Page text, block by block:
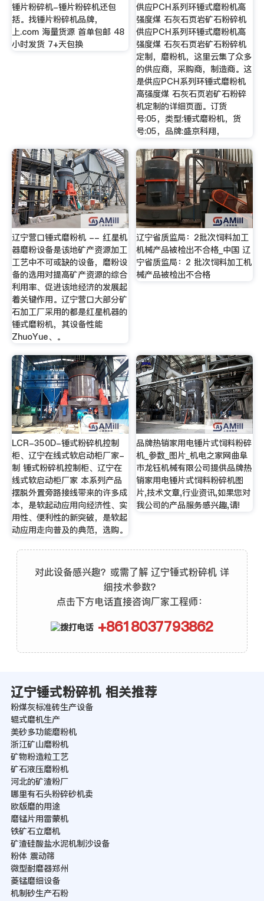
锤片粉碎机-锤片粉碎机还包
括。找锤片粉碎机品牌，
上.com 海量货源 首单包邮 48
小时发货 7+天包换
供应PCH系列环锤式磨粉机高
强度煤 石灰石页岩矿石粉碎机
供应PCH系列环锤式磨粉机高
强度煤 石灰石页岩矿石粉碎机
定制，磨粉机，这里云集了众多
的供应商，采购商，制造商。这
是供应PCH系列环锤式磨粉机
高强度煤 石灰石页岩矿石粉碎
机定制的详细页面。订货
号:05，类型:锤式磨粉机，货
号:05，品牌:盛京科翔，
辽宁营口锤式磨粉机 -- 红星机
器磨粉设备是该地矿产资源加工
工艺中不可或缺的设备，磨粉设
备的选用对提高矿产资源的综合
利用率、促进该地经济的发展起
着关键作用。辽宁营口大部分矿
石加工厂采用的都是红星机器的
锤式磨粉机，其设备性能
ZhuoYue、。
辽宁省质监局：2批次饲料加工
机械产品被检出不合格_中国 辽
宁省质监局：2 批次饲料加工机
械产品被检出不合格
LCR-350D-锤式粉碎机控制
柜、辽宁在线式软启动柜厂家-
制 锤式粉碎机控制柜、辽宁在
线式软启动柜厂家 本系列产品
摆脱外置旁路接线带来的许多成
本，是软起动应用向经济性、实
用性、便利性的新突破，是软起
动应用走向普及的典范，选购。
品牌热销家用电锤片式饲料粉碎
机_参数_图片_机电之家网曲阜
市龙钰机械有限公司提供品牌热
销家用电锤片式饲料粉碎机图
片,技术文章,行业资讯,如果您对
我公司的产品服务感兴趣,请!
对此设备感兴趣？或需了解 辽宁锤式粉碎机 详
细技术参数？
点击下方电话直接咨询厂家工程师：
+8618037793862
辽宁锤式粉碎机 相关推荐
粉煤灰标准砖生产设备
辊式磨机生产
美砂多功能磨粉机
浙江矿山磨粉机
矿物粉造粒工艺
矿石液压磨粉机
河北的矿渣粉厂
哪里有石头粉碎砂机卖
欧版磨的用途
磨锰片用雷蒙机
铁矿石立磨机
矿渣硅酸盐水泥机制沙设备
粉体 震动筛
微型耐磨器郑州
菱锰磨细设备
机制砂生产石粉